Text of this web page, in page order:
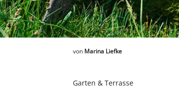
Deutsch
DEDeutsch
English
von Marina Liefke
Garten & Terrasse